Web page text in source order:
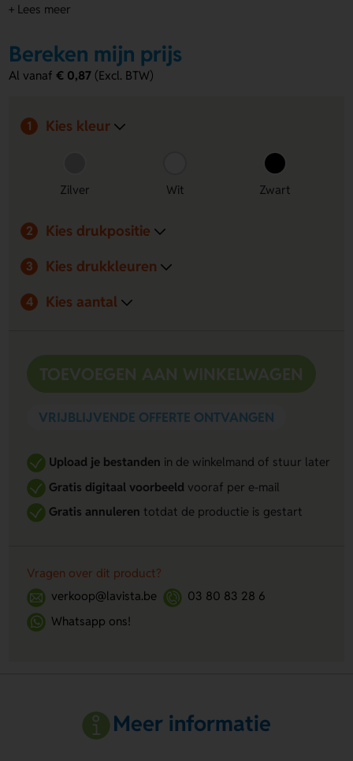
met liniaal bedrukken of graveren met jouw eigen ontwerp.
Voordelen van de inktloze pen met
liniaal
Schrijft zonder inkt en is uitwisbaar
– Handige liniaal van 11
+ Lees meer
Bereken mijn prijs
Al vanaf€ 0,87 (Excl. BTW)
1 Kies kleur
Zilver Wit Zwart
2 Kies drukpositie
3 Kies drukkleuren
4 Kies aantal
TOEVOEGEN AAN WINKELWAGEN
VRIJBLIJVENDE OFFERTE ONTVANGEN
Upload je bestanden in de winkelmand of stuur later
Gratis digitaal voorbeeldvooraf per e-mail
Gratis annuleren totdat de productie is gestart
Vragen over dit product?
verkoop@lavista.be
03 80 83 28 6
Whatsapp ons!
Meer informatie